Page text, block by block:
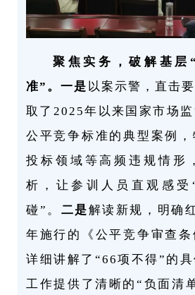
聚焦实务，破解基层
准”。一是 以案示警，直击
取了2025年以来国家市场
公平竞争标准的典型案例
投标领域等高频违规情形
析，让参训人员直观感受
碰”。 二是解读新规，明确
年施行的《公平竞争审查条
详细讲解了“66项不得”的
工作提供了清晰的“负面清